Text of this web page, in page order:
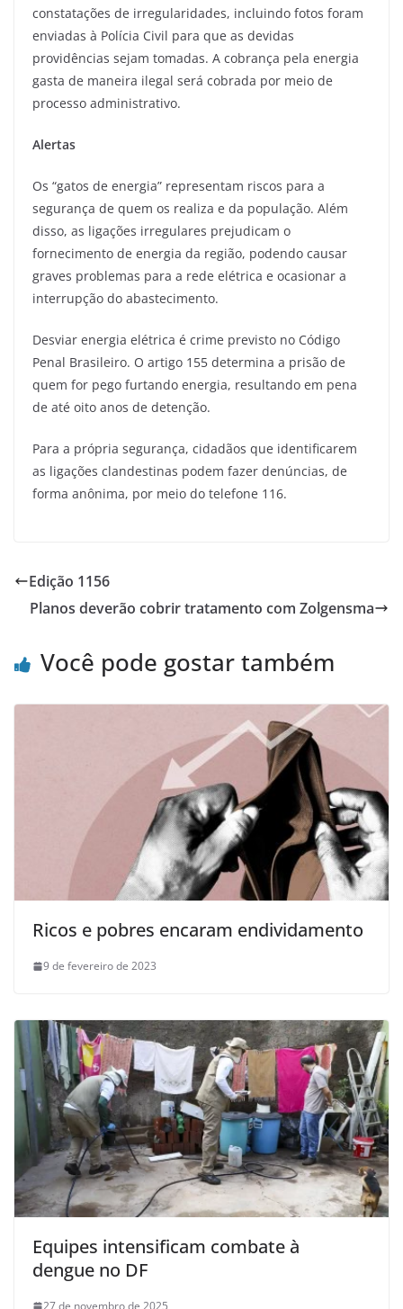
constatações de irregularidades, incluindo fotos foram
enviadas à Polícia Civil para que as devidas
providências sejam tomadas. A cobrança pela energia
gasta de maneira ilegal será cobrada por meio de
processo administrativo.
Alertas
Os “gatos de energia” representam riscos para a
segurança de quem os realiza e da população. Além
disso, as ligações irregulares prejudicam o
fornecimento de energia da região, podendo causar
graves problemas para a rede elétrica e ocasionar a
interrupção do abastecimento.
Desviar energia elétrica é crime previsto no Código
Penal Brasileiro. O artigo 155 determina a prisão de
quem for pego furtando energia, resultando em pena
de até oito anos de detenção.
Para a própria segurança, cidadãos que identificarem
as ligações clandestinas podem fazer denúncias, de
forma anônima, por meio do telefone 116.
Edição 1156
Planos deverão cobrir tratamento com Zolgensma
Você pode gostar também
Ricos e pobres encaram endividamento
9 de fevereiro de 2023
Equipes intensificam combate à
dengue no DF
27 de novembro de 2025